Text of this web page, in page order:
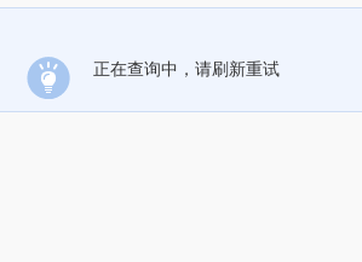
正在查询中，请刷新重试